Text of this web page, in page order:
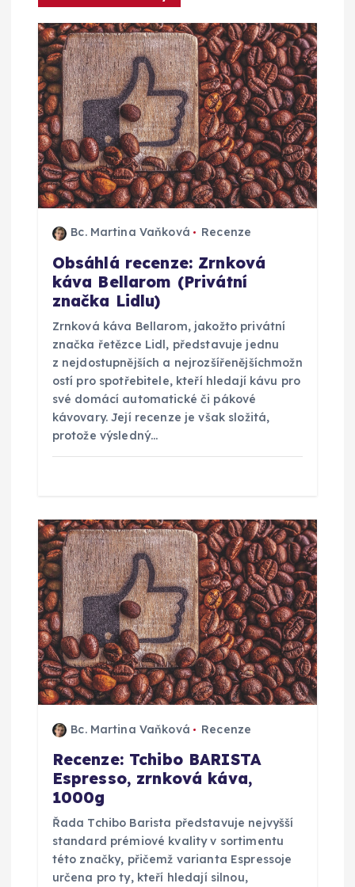
c
e
p
r
o
p
k
Bc. Martina Vaňková Recenze
Obsáhlá recenze: Zrnková
káva Bellarom (Privátní
značka Lidlu)
Zrnková káva Bellarom, jakožto privátní
značka řetězce Lidl, představuje jednu
z nejdostupnějších a nejrozšířenějšíchmožn
ostí pro spotřebitele, kteří hledají kávu pro
své domácí automatické či pákové
kávovary. Její recenze je však složitá,
protože výsledný…
Bc. Martina Vaňková Recenze
Recenze: Tchibo BARISTA
Espresso, zrnková káva,
1000g
Řada Tchibo Barista představuje nejvyšší
standard prémiové kvality v sortimentu
této značky, přičemž varianta Espressoje
určena pro ty, kteří hledají silnou,